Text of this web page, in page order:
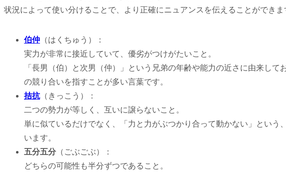
状況によって使い分けることで、より正確にニュアンスを伝えることができま
伯仲 （はくちゅう）：
実力が非常に接近していて、優劣がつけがたいこと。
「長男（伯）と次男（仲）」という兄弟の年齢や能力の近さに由来し
の競り合いを指すことが多い言葉です。
拮抗（きっこう）：
二つの勢力が等しく、互いに譲らないこと。
単に似ているだけでなく、「力と力がぶつかり合って動かない」という
います。
五分五分 （ごぶごぶ）：
どちらの可能性も半分ずつであること。